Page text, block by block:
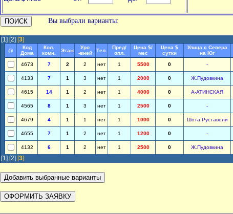
Вы выбрали варианты:
[1] [2] [3]
@
Код
Дома
Кол.
комн.
Этаж
Уро
-вней
Тел.
Пред/
опл.
Цена $/
мес
Цена $
сутки
Улица с Севера
на Юг
4673
7 2 2 нет 1 5500 0 -
4133 7 1 3 нет 1 2000 0 Ж.Пудовкина
4615 14 1 2 нет 1 4000 0 А-АТИНСКАЯ
4565 8 1 3 нет 1 2500 0 -
4679 4 1 1 нет 1 1000 0 Шота Руставели
4655 7 1 2 нет 1 1200 0 -
4132 6 1 2 нет 1 2500 0 Ж.Пудовкина
[1] [2] [3]